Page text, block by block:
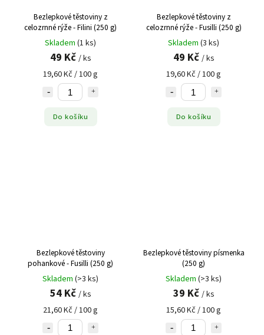
Bezlepkové těstoviny z
celozrnné rýže - Filini (250 g)
Skladem (1 ks)
49 Kč / ks
19,60 Kč / 100 g
Do košíku
Bezlepkové těstoviny z
celozrnné rýže - Fusilli (250 g)
Skladem (3 ks)
49 Kč / ks
19,60 Kč / 100 g
Do košíku
Bezlepkové těstoviny
pohankové - Fusilli (250 g)
Skladem (>3 ks)
54 Kč / ks
21,60 Kč / 100 g
Bezlepkové těstoviny písmenka
(250 g)
Skladem (>3 ks)
39 Kč / ks
15,60 Kč / 100 g